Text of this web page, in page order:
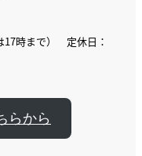
17時まで） 定休日：
らから